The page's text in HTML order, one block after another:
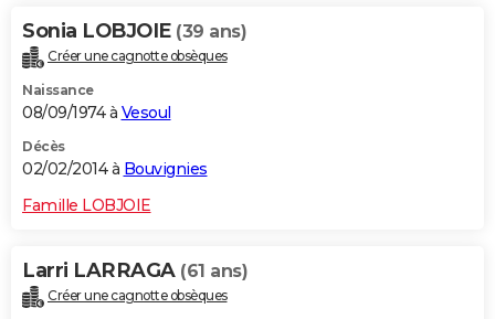
Sonia LOBJOIE (39 ans)
Créer une cagnotte obsèques
Naissance
08/09/1974 à Vesoul
Décès
02/02/2014 à Bouvignies
Famille LOBJOIE
Larri LARRAGA (61 ans)
Créer une cagnotte obsèques